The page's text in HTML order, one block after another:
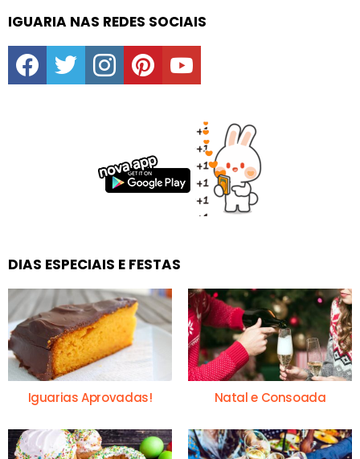
IGUARIA NAS REDES SOCIAIS
facebooktwitter instagrampinterestyoutube
DIAS ESPECIAIS E FESTAS
Iguarias Aprovadas! Natal e Consoada